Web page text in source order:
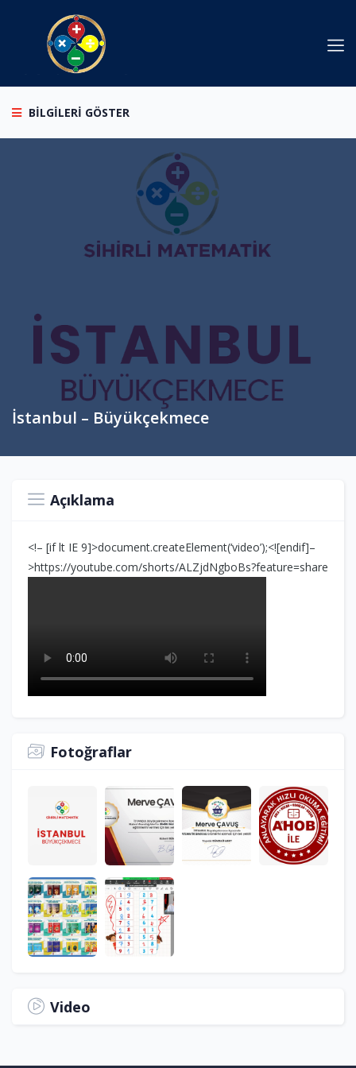
BİLGİLERİ GÖSTER
İstanbul – Büyükçekmece
Açıklama
<!– [if lt IE 9]>document.createElement(‘video’);<![endif]–
>https://youtube.com/shorts/ALZjdNgboBs?feature=share
Fotoğraflar
Video